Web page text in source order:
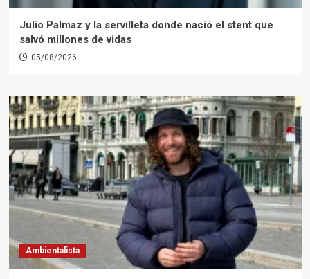
Julio Palmaz y la servilleta donde nació el stent que
salvó millones de vidas
05/08/2026
Ambientalista